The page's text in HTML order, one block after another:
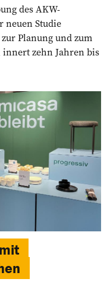
des AKW-
neuen Studie
Planung und zum
innert zehn Jahren bis